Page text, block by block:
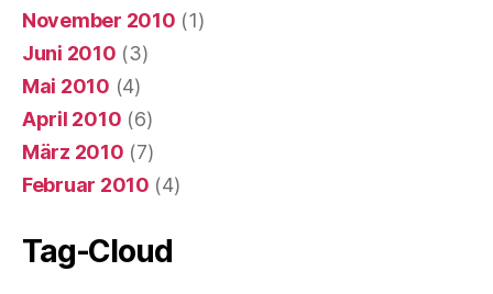
November 2010 (1)
Juni 2010 (3)
Mai 2010 (4)
April 2010 (6)
März 2010 (7)
Februar 2010 (4)
Tag-Cloud